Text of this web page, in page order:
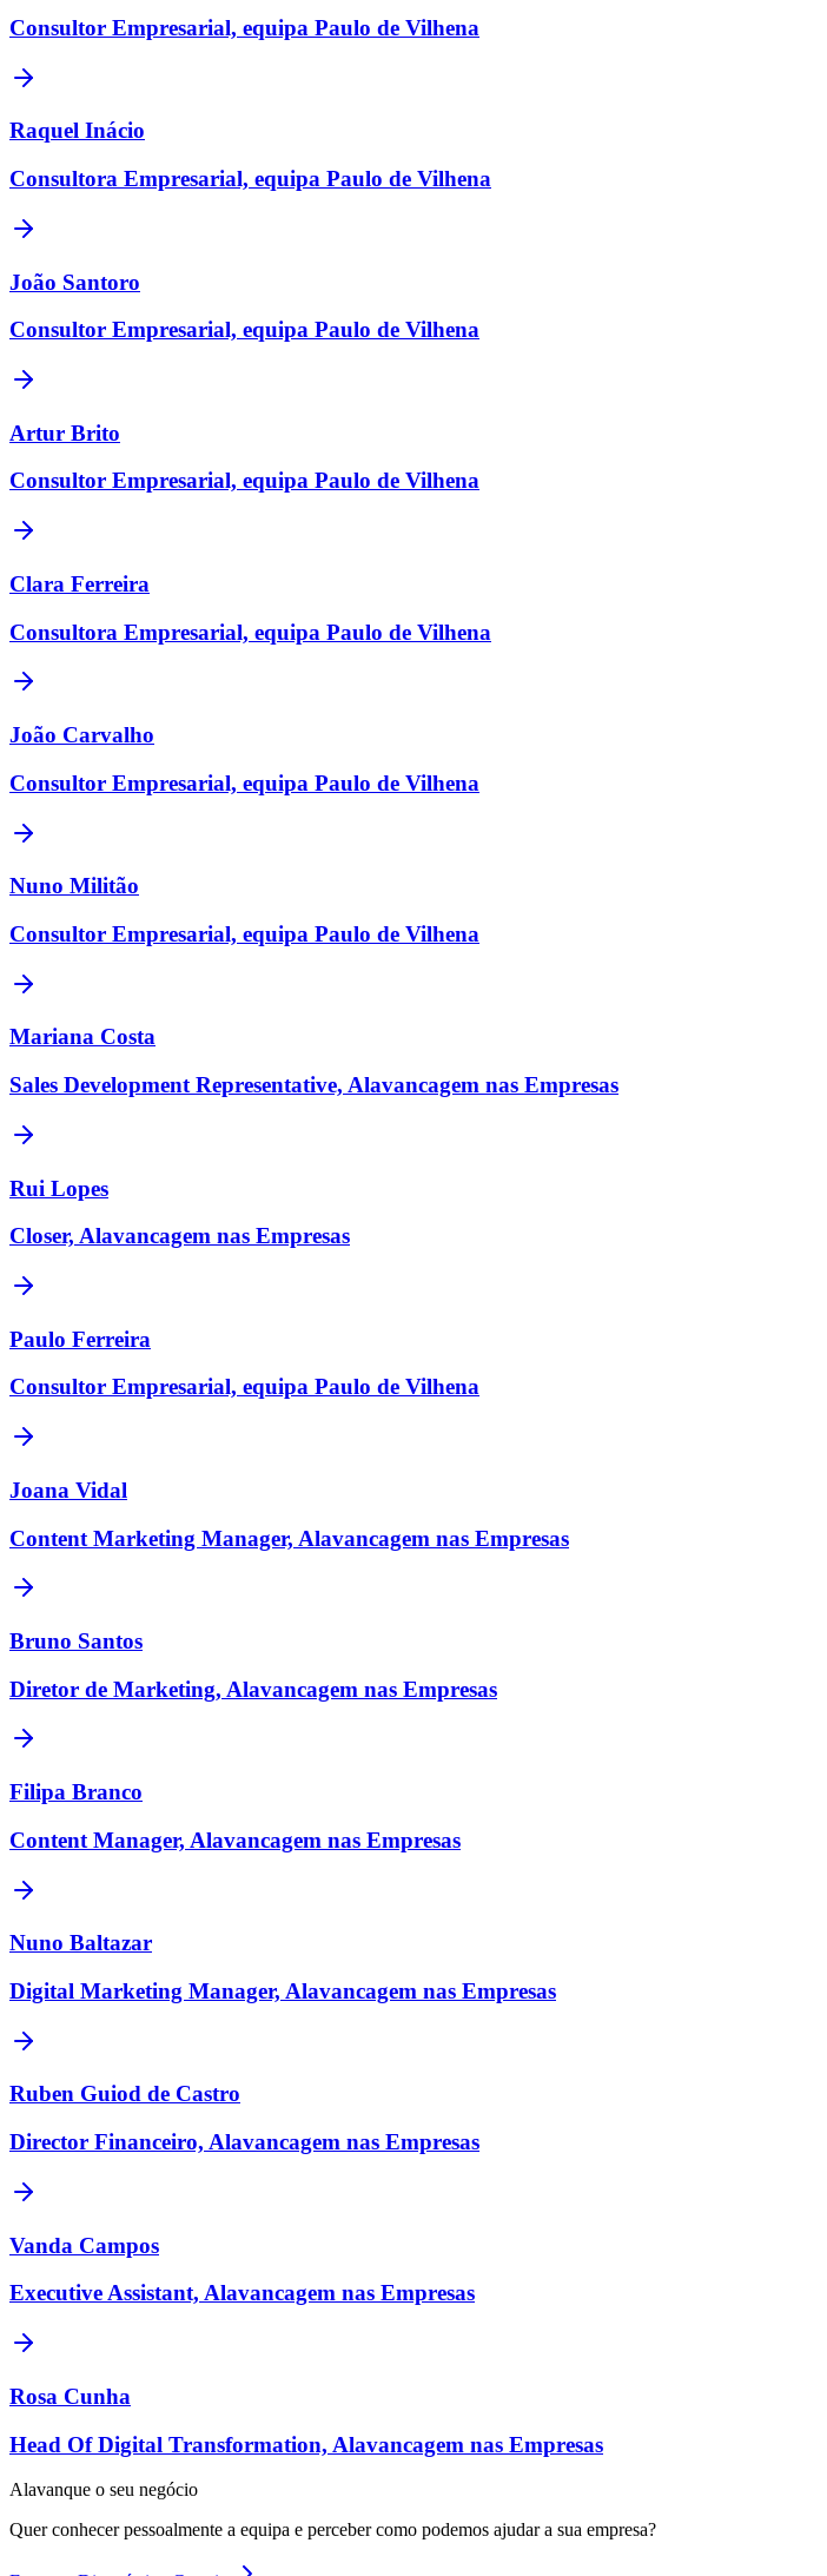
Consultor Empresarial, equipa Paulo de Vilhena
Raquel Inácio
Consultora Empresarial, equipa Paulo de Vilhena
João Santoro
Consultor Empresarial, equipa Paulo de Vilhena
Artur Brito
Consultor Empresarial, equipa Paulo de Vilhena
Clara Ferreira
Consultora Empresarial, equipa Paulo de Vilhena
João Carvalho
Consultor Empresarial, equipa Paulo de Vilhena
Nuno Militão
Consultor Empresarial, equipa Paulo de Vilhena
Mariana Costa
Sales Development Representative, Alavancagem nas Empresas
Rui Lopes
Closer, Alavancagem nas Empresas
Paulo Ferreira
Consultor Empresarial, equipa Paulo de Vilhena
Joana Vidal
Content Marketing Manager, Alavancagem nas Empresas
Bruno Santos
Diretor de Marketing, Alavancagem nas Empresas
Filipa Branco
Content Manager, Alavancagem nas Empresas
Nuno Baltazar
Digital Marketing Manager, Alavancagem nas Empresas
Ruben Guiod de Castro
Director Financeiro, Alavancagem nas Empresas
Vanda Campos
Executive Assistant, Alavancagem nas Empresas
Rosa Cunha
Head Of Digital Transformation, Alavancagem nas Empresas
Alavanque o seu negócio
Quer conhecer pessoalmente a equipa e perceber como podemos ajudar a sua empresa?